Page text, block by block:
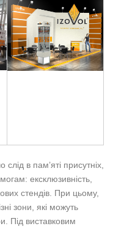
в пам’яті присутніх,
ексклюзивність,
стендів. При цьому,
зони, які можуть
Під виставковим